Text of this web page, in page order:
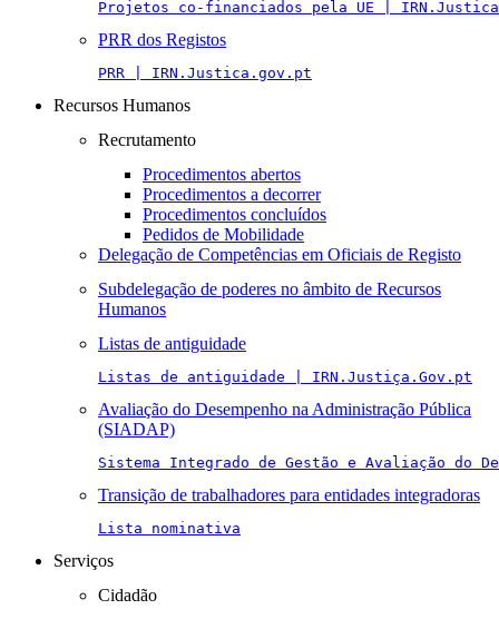
Projetos co-financiados pela UE |
PRR dos Registos
PRR | IRN.Justica.gov.pt
Recursos Humanos
Recrutamento
Procedimentos abertos
Procedimentos a decorrer
Procedimentos concluídos
Pedidos de Mobilidade
Delegação de Competências em Oficiais de Registo
Subdelegação de poderes no âmbito de Recursos
Humanos
Listas de antiguidade
Listas de antiguidade | IRN.Justiça.Gov.pt
Avaliação do Desempenho na Administração Pública
(SIADAP)
Sistema Integrado de Gestão e Avaliação do
Transição de trabalhadores para entidades integradoras
Lista nominativa
Serviços
Cidadão